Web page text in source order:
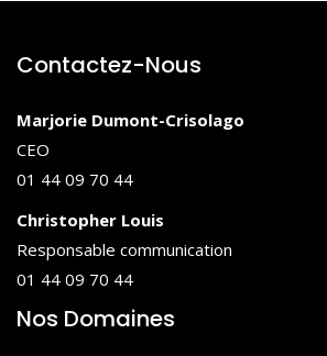
Contactez-Nous
Marjorie Dumont-Crisolago
CEO
01 44 09 70 44
Christopher Louis
Responsable communication
01 44 09 70 44
Nos Domaines